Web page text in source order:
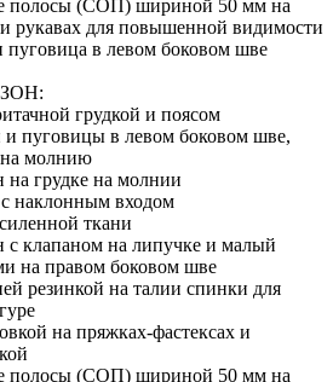
полосы (СОП) шириной 50 мм на
рукавах для повышенной видимости
пуговица в левом боковом шве
грудкой и поясом
и пуговицы в левом боковом шве,
на молнию
на грудке на молнии
наклонным входом
ткани
с клапаном на липучке и малый
на правом боковом шве
резинкой на талии спинки для
на пряжках-фастексах и
полосы (СОП) шириной 50 мм на